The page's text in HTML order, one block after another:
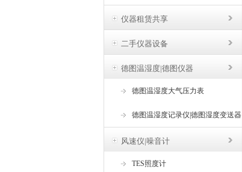
仪器租赁共享
二手仪器设备
德图温湿度|德图仪器
德图温湿度大气压力表
德图温湿度记录仪|德图湿度变送器
风速仪|噪音计
TES照度计